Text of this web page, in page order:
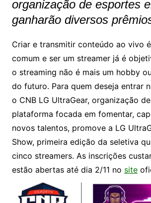
organização de esportes
ganharão diversos
Criar e transmitir conteúdo ao vivo
comum e ser um streamer já é
o streaming não é mais um hobby
do futuro. Para quem deseja entrar
o CNB LG UltraGear, organização
plataforma focada em fomentar,
novos talentos, promove a LG
Show, primeira edição da seletiva
cinco streamers. As inscrições
estão abertas até dia 2/11 no site